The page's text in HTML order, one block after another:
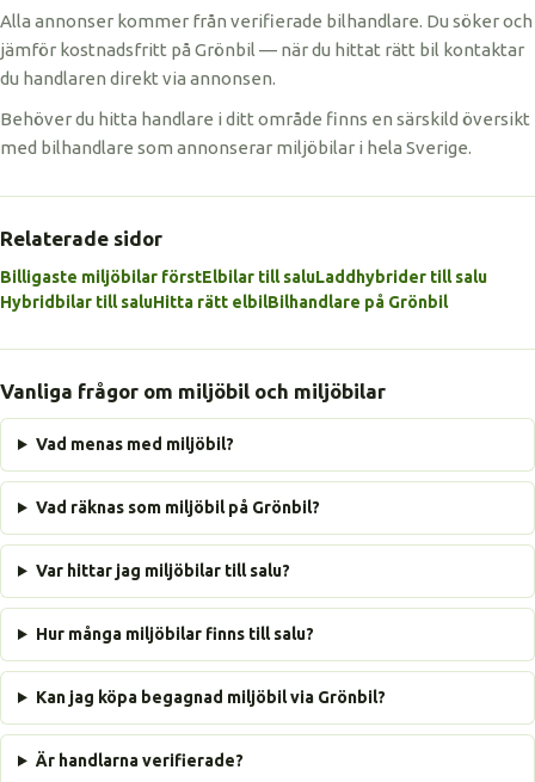
Alla annonser kommer från verifierade bilhandlare. Du söker och
jämför kostnadsfritt på Grönbil — när du hittat rätt bil kontaktar
du handlaren direkt via annonsen.
Behöver du hitta handlare i ditt område finns en särskild översikt
med bilhandlare som annonserar miljöbilar i hela Sverige.
Relaterade sidor
Billigaste miljöbilar förstElbilar till saluLaddhybrider till salu
Hybridbilar till saluHitta rätt elbilBilhandlare på Grönbil
Vanliga frågor om miljöbil och miljöbilar
Vad menas med miljöbil?
Vad räknas som miljöbil på Grönbil?
Var hittar jag miljöbilar till salu?
Hur många miljöbilar finns till salu?
Kan jag köpa begagnad miljöbil via Grönbil?
Är handlarna verifierade?